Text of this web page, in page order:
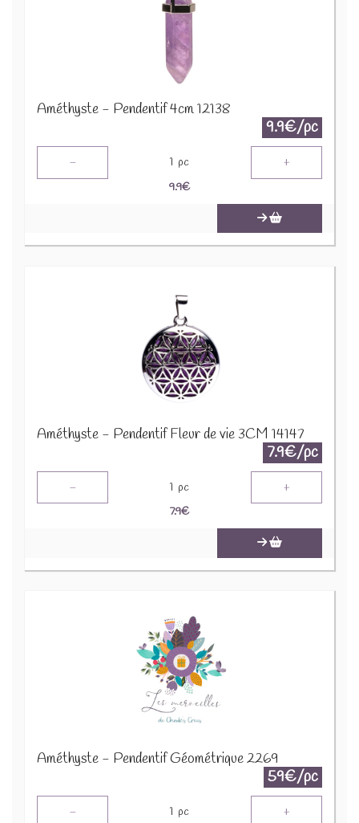
Améthyste - Pendentif 4cm 12138
9.9€/pc
- 1 pc +
9.9€
Améthyste - Pendentif Fleur de vie 3CM 14147
7.9€/pc
- 1 pc +
7.9€
Améthyste - Pendentif Géométrique 2269
59€/pc
- 1 pc +